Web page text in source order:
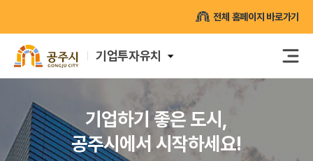
전체 홈페이지 바로가기
기업투자유치
기업하기 좋은 도시,
공주시에서 시작하세요!